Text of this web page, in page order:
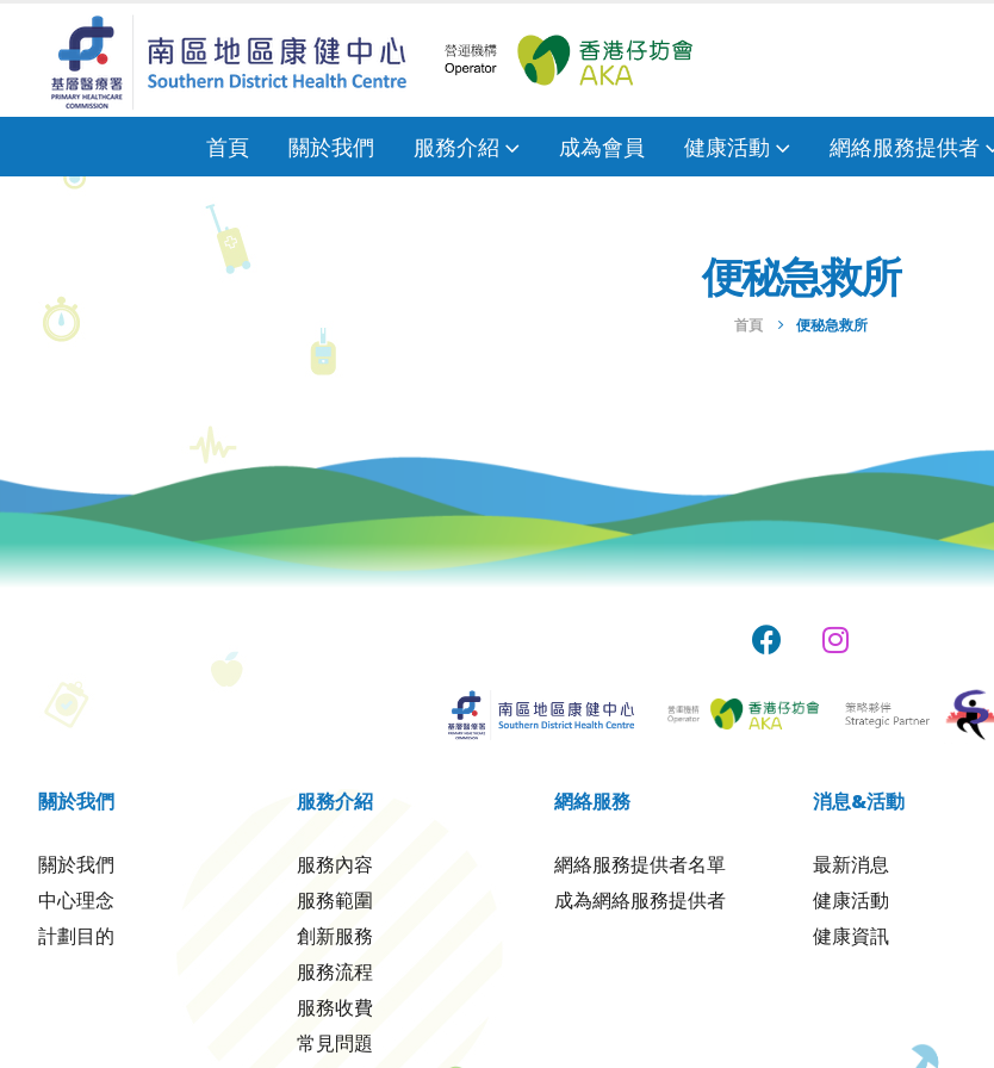
首頁 關於我們 服務介紹 成為會員 健康活動 網絡服務提供者
便秘急救所
首頁 便秘急救所
關於我們
關於我們
中心理念
計劃目的
服務介紹
服務內容
服務範圍
創新服務
服務流程
服務收費
常見問題
網絡服務
網絡服務提供者名單
成為網絡服務提供者
消息&活動
最新消息
健康活動
健康資訊